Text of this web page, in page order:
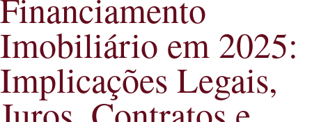
Financiamento
Imobiliário em 2025:
Implicações Legais,